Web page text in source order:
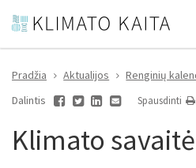
Pradžia Aktualijos Renginių
Dalintis
Spausdinti
Klimato